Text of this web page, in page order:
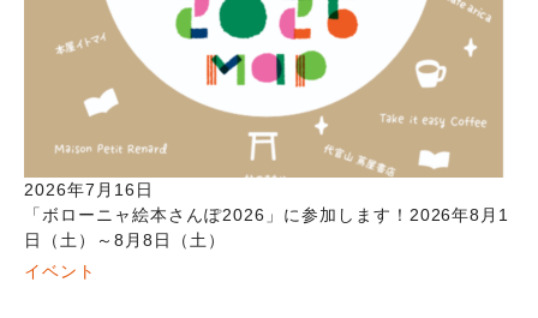
2026年7月16日
「ボローニャ絵本さんぽ2026」に参加します！2026年8月1
日（土）～8月8日（土）
イベント